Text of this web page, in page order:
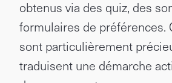
obtenus via des quiz, des
formulaires de préférences.
sont particulièrement
traduisent une démarche